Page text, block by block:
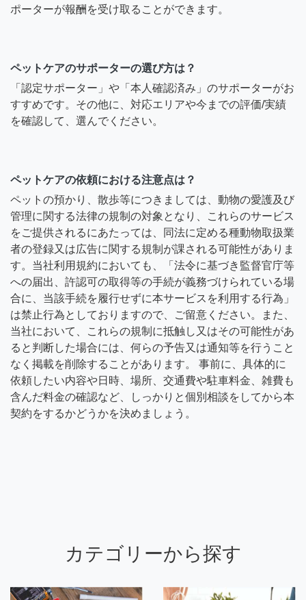
ポーターが報酬を受け取ることができます。
ペットケアのサポーターの選び方は？
「認定サポーター」や「本人確認済み」のサポーターがお
すすめです。その他に、対応エリアや今までの評価/実績
を確認して、選んでください。
ペットケアの依頼における注意点は？
ペットの預かり、散歩等につきましては、動物の愛護及び
管理に関する法律の規制の対象となり、これらのサービス
をご提供されるにあたっては、同法に定める種動物取扱業
者の登録又は広告に関する規制が課される可能性がありま
す。当社利用規約においても、「法令に基づき監督官庁等
への届出、許認可の取得等の手続が義務づけられている場
合に、当該手続を履行せずに本サービスを利用する行為」
は禁止行為としておりますので、ご留意ください。また、
当社において、これらの規制に抵触し又はその可能性があ
ると判断した場合には、何らの予告又は通知等を行うこと
なく掲載を削除することがあります。 事前に、具体的に
依頼したい内容や日時、場所、交通費や駐車料金、雑費も
含んだ料金の確認など、しっかりと個別相談をしてから本
契約をするかどうかを決めましょう。
カテゴリーから探す